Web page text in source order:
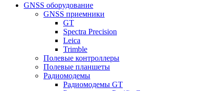
GNSS оборудование
GNSS приемники
GT
Spectra Precision
Leica
Trimble
Полевые контроллеры
Полевые планшеты
Радиомодемы
Радиомодемы GT